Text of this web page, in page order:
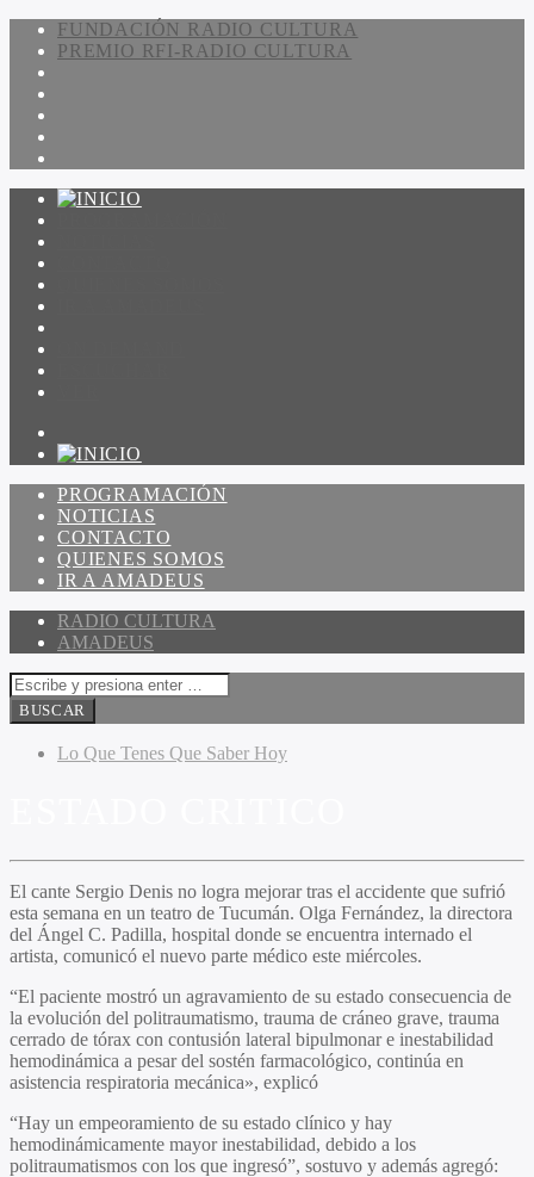
FUNDACIÓN RADIO CULTURA
PREMIO RFI-RADIO CULTURA
PROGRAMACIÓN
NOTICIAS
CONTACTO
QUIENES SOMOS
IR A AMADEUS
RADIO CULTURA
AMADEUS
Lo Que Tenes Que Saber Hoy
El cante Sergio Denis no logra mejorar tras el accidente que sufrió
esta semana en un teatro de Tucumán. Olga Fernández, la directora
del Ángel C. Padilla, hospital donde se encuentra internado el
artista, comunicó el nuevo parte médico este miércoles.
“El paciente mostró un agravamiento de su estado consecuencia de
la evolución del politraumatismo, trauma de cráneo grave, trauma
cerrado de tórax con contusión lateral bipulmonar e inestabilidad
hemodinámica a pesar del sostén farmacológico, continúa en
asistencia respiratoria mecánica», explicó
“Hay un empeoramiento de su estado clínico y hay
hemodinámicamente mayor inestabilidad, debido a los
politraumatismos con los que ingresó”, sostuvo y además agregó: